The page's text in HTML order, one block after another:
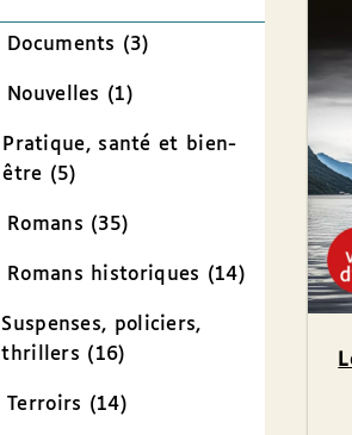
Documents (3)
Nouvelles (1)
Pratique, santé et bien-
être (5)
Romans (35)
Romans historiques (14)
Suspenses, policiers,
thrillers (16)
Terroirs (14)